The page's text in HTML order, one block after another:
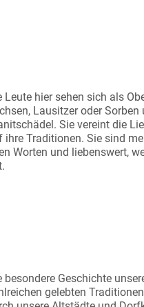
Leute hier sehen sich als
Lausitzer oder
Sie vereint die
ihre Traditionen. Sie sind
Worten und liebenswert,
besondere Geschichte
gelebten